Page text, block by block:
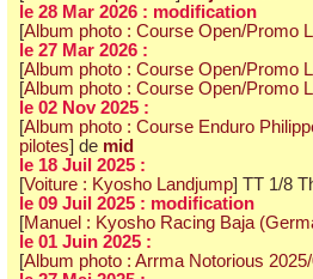
le 28 Mar 2026 : modification
[Album photo : Course Open/Promo
le 27 Mar 2026 :
[Album photo : Course Open/Promo
[Album photo : Course Open/Promo
le 02 Nov 2025 :
[Album photo : Course Enduro
pilotes] de mid
le 18 Juil 2025 :
[Voiture : Kyosho Landjump] TT 1/8
le 09 Juil 2025 : modification
[Manuel : Kyosho Racing Baja
le 01 Juin 2025 :
[Album photo : Arrma Notorious